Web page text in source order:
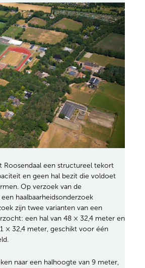
Roosendaal een structureel tekort
en geen hal bezit die voldoet
Op verzoek van de
haalbaarheidsonderzoek
zijn twee varianten van een
een hal van 48 × 32,4 meter en
× 32,4 meter, geschikt voor één
naar een halhoogte van 9 meter,